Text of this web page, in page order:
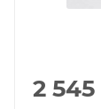
2 545